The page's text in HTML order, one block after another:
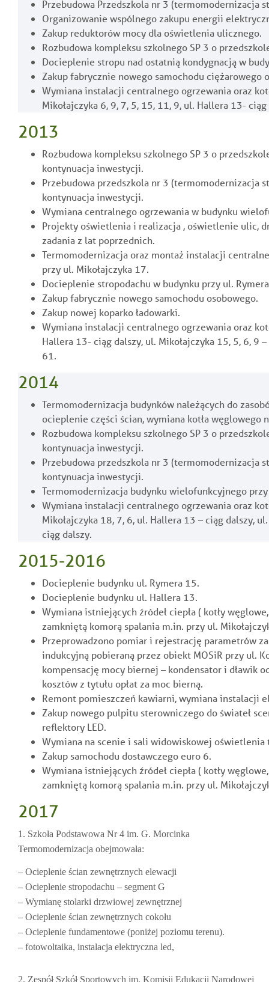
Przebudowa Przedszkola nr 3 (termomodernizacja
Organizowanie wspólnego zakupu energii
Zakup reduktorów mocy dla oświetlenia ulicznego.
Rozbudowa kompleksu szkolnego SP 3 o
Docieplenie stropu nad ostatnią kondygnacją w
Zakup fabrycznie nowego samochodu ciężarowego
Wymiana instalacji centralnego ogrzewania oraz
Mikołajczyka 6, 9, 7, 5, 15, 11, 9, ul. Hallera 13- ciąg
2013
Rozbudowa kompleksu szkolnego SP 3 o
kontynuacja inwestycji.
Przebudowa przedszkola nr 3 (termomodernizacja
kontynuacja inwestycji.
Wymiana centralnego ogrzewania w budynku
Projekty oświetlenia i realizacja , oświetlenie ulic,
zadania z lat poprzednich.
Termomodernizacja oraz montaż instalacji
przy ul. Mikołajczyka 17.
Docieplenie stropodachu w budynku przy ul.
Zakup fabrycznie nowego samochodu osobowego.
Zakup nowej koparko ładowarki.
Wymiana instalacji centralnego ogrzewania oraz
Hallera 13- ciąg dalszy, ul. Mikołajczyka 15, 5, 6, 9
61.
2014
Termomodernizacja budynków należących do
ocieplenie części ścian, wymiana kotła węglowego
Rozbudowa kompleksu szkolnego SP 3 o
kontynuacja inwestycji.
Przebudowa przedszkola nr 3 (termomodernizacja
kontynuacja inwestycji.
Termomodernizacja budynku wielofunkcyjnego
Wymiana instalacji centralnego ogrzewania oraz
Mikołajczyka 18, 7, 6, ul. Hallera 13 – ciąg dalszy,
ciąg dalszy.
2015-2016
Docieplenie budynku ul. Rymera 15.
Docieplenie budynku ul. Hallera 13.
Wymiana istniejących źródeł ciepła ( kotły
zamkniętą komorą spalania m.in. przy ul.
Przeprowadzono pomiar i rejestrację parametrów
indukcyjną pobieraną przez obiekt MOSiR przy ul.
kompensację mocy biernej – kondensator i dławik
kosztów z tytułu opłat za moc bierną.
Remont pomieszczeń kawiarni, wymiana instalacji
Zakup nowego pulpitu sterowniczego do świateł
reflektory LED.
Wymiana na scenie i sali widowiskowej
Zakup samochodu dostawczego euro 6.
Wymiana istniejących źródeł ciepła ( kotły
zamkniętą komorą spalania m.in. przy ul.
2017
1. Szkoła Podstawowa Nr 4 im. G. Morcinka
Termomodernizacja obejmowała:
– Ocieplenie ścian zewnętrznych elewacji
– Ocieplenie stropodachu – segment G
– Wymianę stolarki drzwiowej zewnętrznej
– Ocieplenie ścian zewnętrznych cokołu
– Ocieplenie fundamentowe (poniżej poziomu terenu).
– fotowoltaika, instalacja elektryczna led,
2. Zespół Szkół Sportowych im. Komisji Edukacji Narodowej